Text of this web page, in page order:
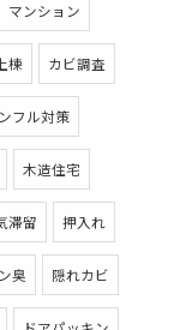
マンション
上棟 カビ調査
フル対策
木造住宅
滞留 押入れ
臭 隠れカビ